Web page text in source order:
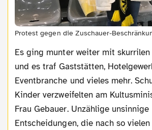
Protest gegen die Zuschauer-
Es ging munter weiter mit skurrilen Verordnungen
und es traf Gaststätten,
Eventbranche und vieles mehr.
Kinder verzweifelten am
Frau Gebauer. Unzählige unsinnige
Entscheidungen, die nach so